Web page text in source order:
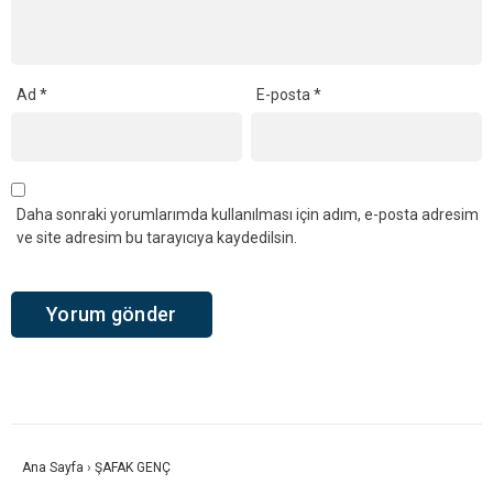
Ad * E-posta*
Daha sonraki yorumlarımda kullanılması için adım, e-posta adresim
ve site adresim bu tarayıcıya kaydedilsin.
Ana Sayfa › ŞAFAK GENÇ